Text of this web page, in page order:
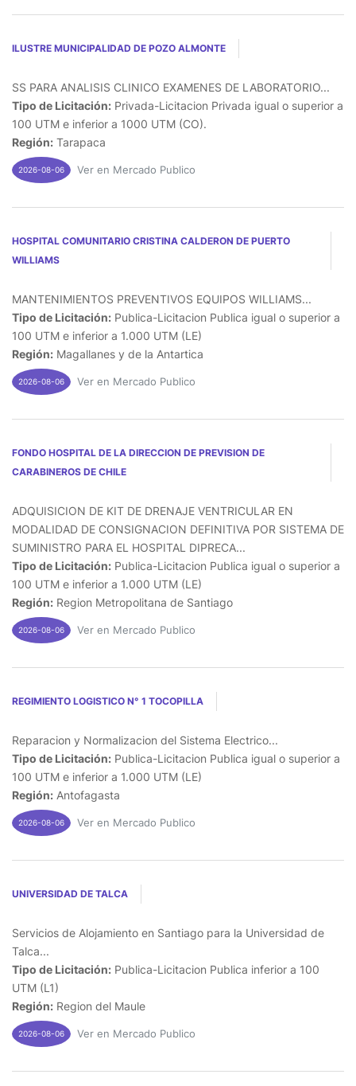
ILUSTRE MUNICIPALIDAD DE POZO ALMONTE
SS PARA ANALISIS CLINICO EXAMENES DE LABORATORIO...
Tipo de Licitación: Privada-Licitacion Privada igual o superior a
100 UTM e inferior a 1000 UTM (CO).
Región: Tarapaca
2026-08-06 Ver en Mercado Publico
HOSPITAL COMUNITARIO CRISTINA CALDERON DE PUERTO
WILLIAMS
MANTENIMIENTOS PREVENTIVOS EQUIPOS WILLIAMS...
Tipo de Licitación: Publica-Licitacion Publica igual o superior a
100 UTM e inferior a 1.000 UTM (LE)
Región: Magallanes y de la Antartica
2026-08-06 Ver en Mercado Publico
FONDO HOSPITAL DE LA DIRECCION DE PREVISION DE
CARABINEROS DE CHILE
ADQUISICION DE KIT DE DRENAJE VENTRICULAR EN
MODALIDAD DE CONSIGNACION DEFINITIVA POR SISTEMA DE
SUMINISTRO PARA EL HOSPITAL DIPRECA...
Tipo de Licitación: Publica-Licitacion Publica igual o superior a
100 UTM e inferior a 1.000 UTM (LE)
Región: Region Metropolitana de Santiago
2026-08-06 Ver en Mercado Publico
REGIMIENTO LOGISTICO N° 1 TOCOPILLA
Reparacion y Normalizacion del Sistema Electrico...
Tipo de Licitación: Publica-Licitacion Publica igual o superior a
100 UTM e inferior a 1.000 UTM (LE)
Región: Antofagasta
2026-08-06 Ver en Mercado Publico
UNIVERSIDAD DE TALCA
Servicios de Alojamiento en Santiago para la Universidad de
Talca...
Tipo de Licitación: Publica-Licitacion Publica inferior a 100
UTM (L1)
Región: Region del Maule
2026-08-06 Ver en Mercado Publico